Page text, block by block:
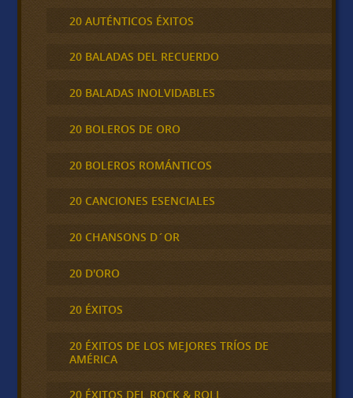
20 AUTÉNTICOS ÉXITOS
20 BALADAS DEL RECUERDO
20 BALADAS INOLVIDABLES
20 BOLEROS DE ORO
20 BOLEROS ROMÁNTICOS
20 CANCIONES ESENCIALES
20 CHANSONS D´OR
20 D'ORO
20 ÉXITOS
20 ÉXITOS DE LOS MEJORES TRÍOS DE
AMÉRICA
20 ÉXITOS DEL ROCK & ROLL